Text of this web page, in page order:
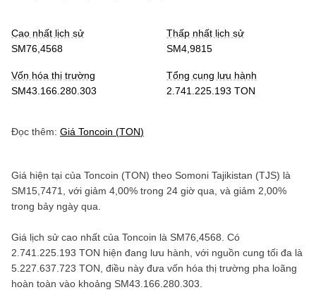
Cao nhất lịch sử
SM76,4568
Thấp nhất lịch sử
SM4,9815
Vốn hóa thị trường
SM43.166.280.303
Tổng cung lưu hành
2.741.225.193 TON
Đọc thêm: Giá Toncoin (TON)
Giá hiện tại của Toncoin (TON) theo Somoni Tajikistan (TJS) là
SM15,7471
, với giảm 4,00% trong 24 giờ qua, và giảm 2,00%
trong bảy ngày qua.
Giá lịch sử cao nhất của Toncoin là SM76,4568 . Có
2.741.225.193 TON hiện đang lưu hành, với nguồn cung tối đa là
5.227.637.723 TON , điều này đưa vốn hóa thị trường pha loãng
hoàn toàn vào khoảng SM43.166.280.303